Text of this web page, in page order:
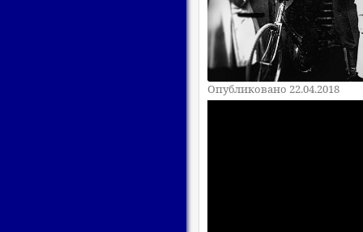
Опубликовано 22.04.2018